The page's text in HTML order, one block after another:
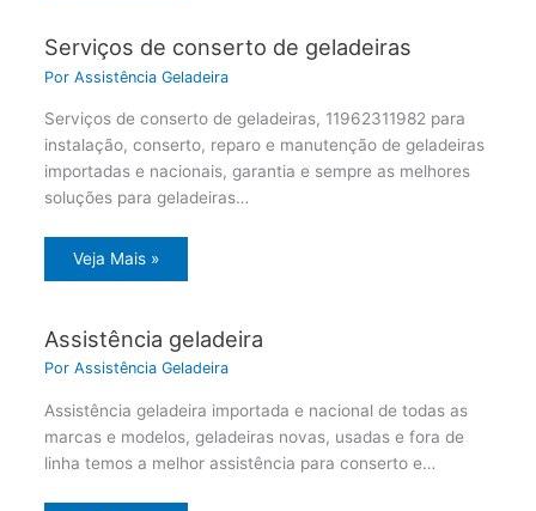
Serviços de conserto de geladeiras
Por Assistência Geladeira
Serviços de conserto de geladeiras, 11962311982 para
instalação, conserto, reparo e manutenção de geladeiras
importadas e nacionais, garantia e sempre as melhores
soluções para geladeiras…
Veja Mais »
Assistência geladeira
Por Assistência Geladeira
Assistência geladeira importada e nacional de todas as
marcas e modelos, geladeiras novas, usadas e fora de
linha temos a melhor assistência para conserto e…